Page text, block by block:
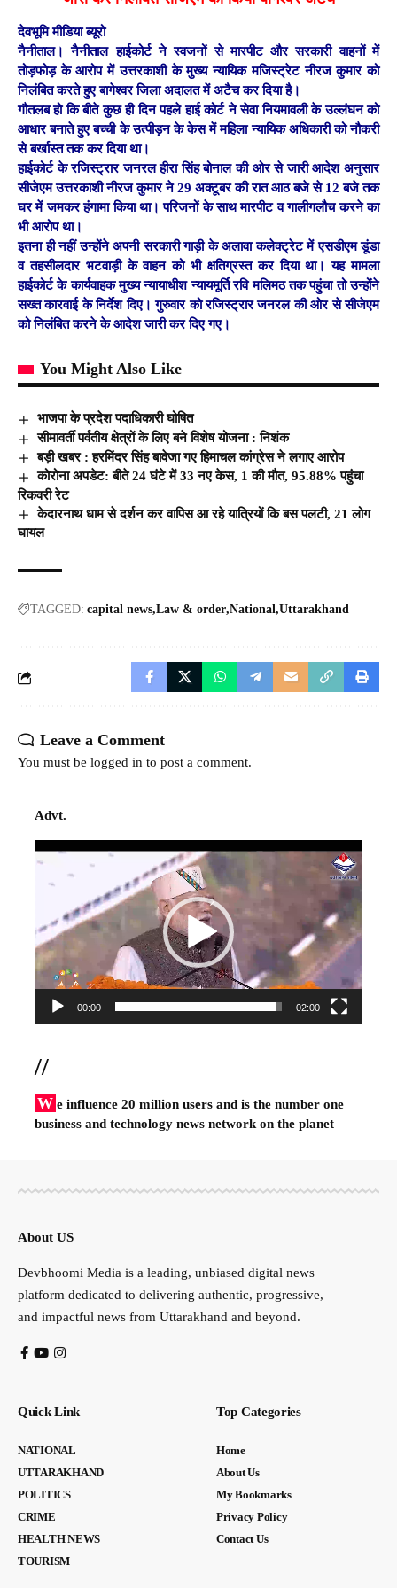
देवभूमि मीडिया ब्यूरो
नैनीताल। नैनीताल हाईकोर्ट ने स्वजनों से मारपीट और सरकारी वाहनों में
तोड़फोड़ के आरोप में उत्तरकाशी के मुख्य न्यायिक मजिस्ट्रेट नीरज कुमार को
निलंबित करते हुए बागेश्वर जिला अदालत में अटैच कर दिया है।
गौतलब हो कि बीते कुछ ही दिन पहले हाई कोर्ट ने सेवा नियमावली के उल्लंघन को
आधार बनाते हुए बच्ची के उत्पीड़न के केस में महिला न्यायिक अधिकारी को नौकरी
से बर्खास्त तक कर दिया था।
हाईकोर्ट के रजिस्ट्रार जनरल हीरा सिंह बोनाल की ओर से जारी आदेश अनुसार
सीजेएम उत्तरकाशी नीरज कुमार ने 29 अक्टूबर की रात आठ बजे से 12 बजे तक
घर में जमकर हंगामा किया था। परिजनों के साथ मारपीट व गालीगलौच करने का
भी आरोप था।
इतना ही नहीं उन्होंने अपनी सरकारी गाड़ी के अलावा कलेक्ट्रेट में एसडीएम डूंडा
व तहसीलदार भटवाड़ी के वाहन को भी क्षतिग्रस्त कर दिया था। यह मामला
हाईकोर्ट के कार्यवाहक मुख्य न्यायाधीश न्यायमूर्ति रवि मलिमठ तक पहुंचा तो उन्होंने
सख्त कारवाई के निर्देश दिए। गुरुवार को रजिस्ट्रार जनरल की ओर से सीजेएम
को निलंबित करने के आदेश जारी कर दिए गए।
You Might Also Like
भाजपा के प्रदेश पदाधिकारी घोषित
सीमावर्ती पर्वतीय क्षेत्रों के लिए बने विशेष योजना : निशंक
बड़ी खबर : हरमिंदर सिंह बावेजा गए हिमाचल कांग्रेस ने लगाए आरोप
कोरोना अपडेट: बीते 24 घंटे में 33 नए केस, 1 की मौत, 95.88% पहुंचा
रिकवरी रेट
केदारनाथ धाम से दर्शन कर वापिस आ रहे यात्रियों कि बस पलटी, 21 लोग
घायल
TAGGED: capital news Law & order National Uttarakhand
Leave a Comment
You must be logged in to post a comment.
Advt.
Video
00:00 02:00
//
W e influence 20 million users and is the number one
business and technology news network on the planet
About US
Devbhoomi Media is a leading, unbiased digital news
platform dedicated to delivering authentic, progressive,
and impactful news from Uttarakhand and beyond.
Quick Link
NATIONAL
UTTARAKHAND
POLITICS
CRIME
HEALTH NEWS
TOURISM
Top Categories
Home
About Us
My Bookmarks
Privacy Policy
Contact Us